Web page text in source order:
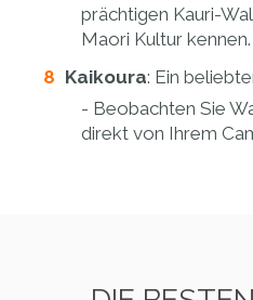
prächtigen Kauri-
Maori Kultur kennen.
Kaikoura: Ein
- Beobachten Sie
direkt von Ihrem